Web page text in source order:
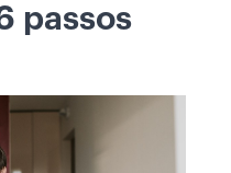
passos